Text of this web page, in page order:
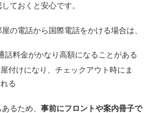
ておくと安心です。
の電話から国際電話をかける場合は、
話料金がかなり高額になることがある
付けになり、チェックアウト時にま
る
るため、 事前にフロントや案内冊子で